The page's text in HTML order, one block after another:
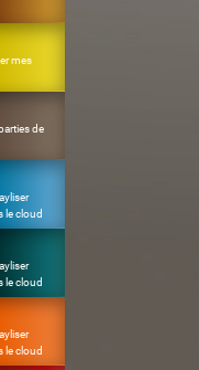
mes
de
le cloud
le cloud
le cloud